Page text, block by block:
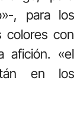
, para los
colores con
afición. «el
en los